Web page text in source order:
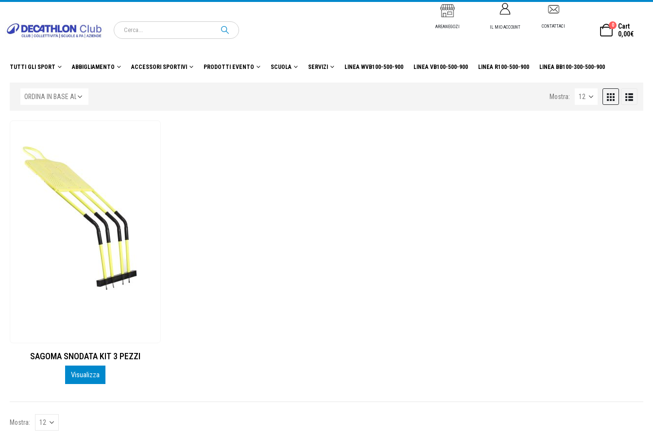
AREANEGOZI IL MIO ACCOUNT CONTATTACI 0
Cart
0,00€
TUTTI GLI SPORT ABBIGLIAMENTO ACCESSORI SPORTIVI PRODOTTI EVENTO SCUOLA SERVIZI LINEA WVB100-500-900 LINEA VB100-500-900 LINEA R100-500-900 LINEA BB100-300-500-900
Mostra:
SAGOMA SNODATA KIT 3 PEZZI
Visualizza
Mostra: